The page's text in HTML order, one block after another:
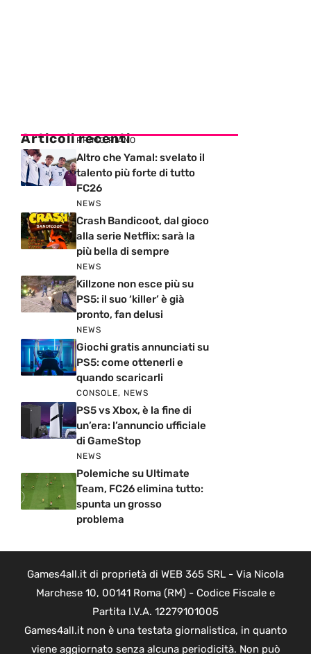
Articoli recenti
PRIMO PIANO
Altro che Yamal: svelato il
talento più forte di tutto
FC26
NEWS
Crash Bandicoot, dal gioco
alla serie Netflix: sarà la
più bella di sempre
NEWS
Killzone non esce più su
PS5: il suo ‘killer’ è già
pronto, fan delusi
NEWS
Giochi gratis annunciati su
PS5: come ottenerli e
quando scaricarli
CONSOLE, NEWS
PS5 vs Xbox, è la fine di
un’era: l’annuncio ufficiale
di GameStop
NEWS
Polemiche su Ultimate
Team, FC26 elimina tutto:
spunta un grosso
problema
Games4all.it di proprietà di WEB 365 SRL - Via Nicola
Marchese 10, 00141 Roma (RM) - Codice Fiscale e
Partita I.V.A. 12279101005
Games4all.it non è una testata giornalistica, in quanto
viene aggiornato senza alcuna periodicità. Non può